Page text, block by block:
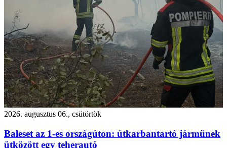
2026. augusztus 06., csütörtök
Baleset az 1-es országúton: útkarbantartó járműnek
ütközött egy teherautó